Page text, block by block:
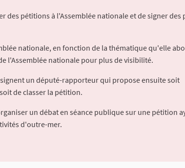
des pétitions à l'Assemblée nationale et de signer des
nationale, en fonction de la thématique qu'elle
l'Assemblée nationale pour plus de visibilité.
un député-rapporteur qui propose ensuite soit
de classer la pétition.
un débat en séance publique sur une pétition
d'outre-mer.